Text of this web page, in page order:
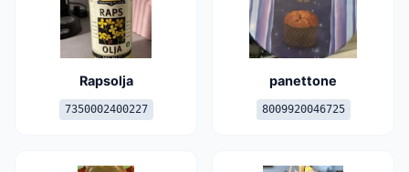
Rapsolja
7350002400227
panettone
8009920046725